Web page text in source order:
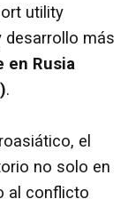
utility
desarrollo más
en Rusia
.
el
no solo en
al conflicto